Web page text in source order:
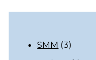
SMM (3)